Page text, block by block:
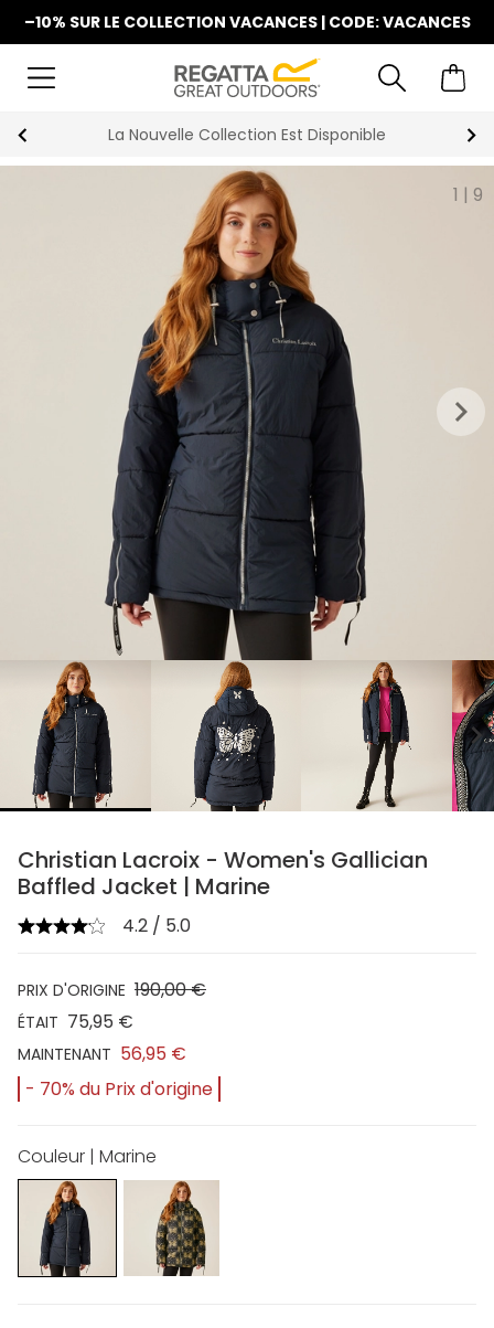
–10% SUR LE COLLECTION VACANCES | CODE: VACANCES
La Nouvelle Collection Est Disponible
1 | 9
keyboard_arrow_right
chevron_right
Christian Lacroix - Women's Gallician
Baffled Jacket | Marine
4.2 / 5.0
PRIX D'ORIGINE 190,00 €
ÉTAIT 75,95 €
MAINTENANT 56,95 €
- 70% du Prix d'origine
Couleur | Marine